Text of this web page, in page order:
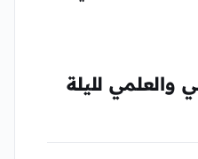
والعلمي لليلة